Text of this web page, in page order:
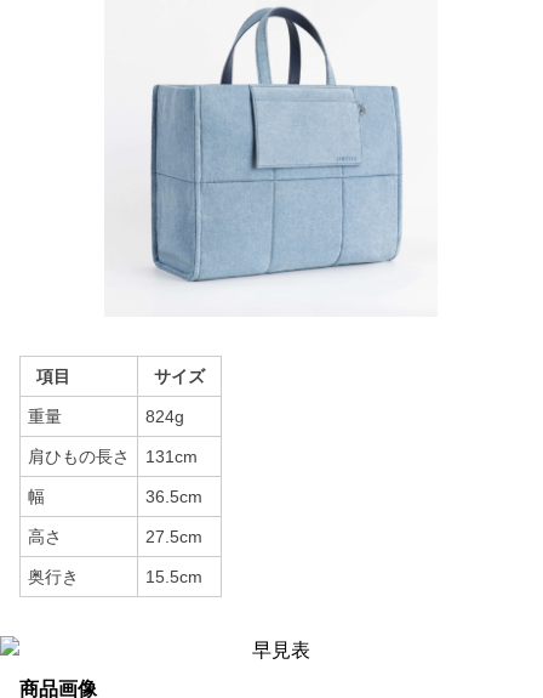
項目 サイズ
重量 824g
肩ひもの長さ 131cm
幅 36.5cm
高さ 27.5cm
奥行き 15.5cm
商品画像